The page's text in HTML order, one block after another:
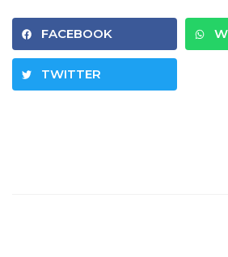
FACEBOOK
TWITTER